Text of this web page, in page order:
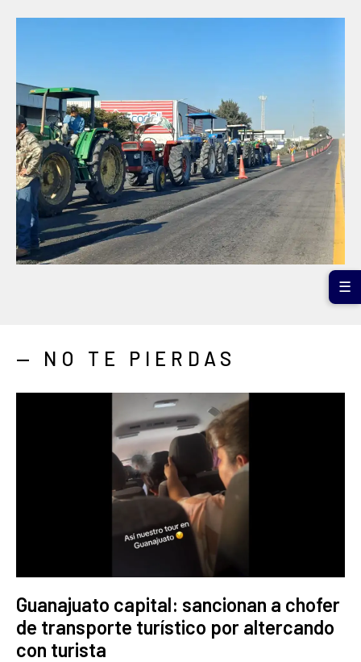
— NO TE PIERDAS
Guanajuato capital: sancionan a chofer
de transporte turístico por altercando
con turista
☰